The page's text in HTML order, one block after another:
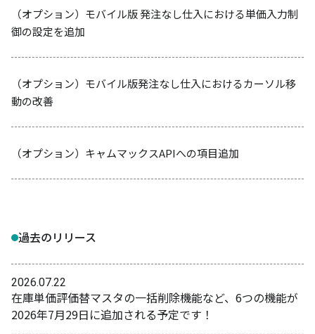
（オプション）モバイル版 発注なし仕入における単価入力制
御の設定を追加
（オプション）モバイル版発注なし仕入におけるカーソル移
動の改善
（オプション）キャムマックスAPIへの項目追加
過去のリリース
2026.07.22
在庫単価評価替マスタの一括削除機能など、6つの機能が
2026年7月29日に追加される予定です！